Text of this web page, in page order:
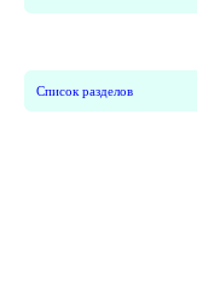
Список разделов